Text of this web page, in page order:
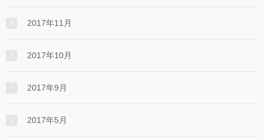
2017年11月
2017年10月
2017年9月
2017年5月